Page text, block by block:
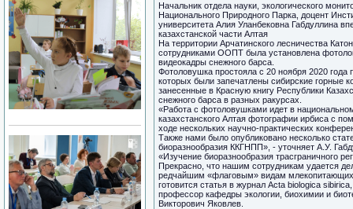
Начальник отдела науки, экологического
Национального Природного Парка, доцент
университета Алия Уланбековна Габдуллина
казахстанской части Алтая
На территории Арчатинского лесничества
сотрудниками ООПТ была установлена
видеокадры снежного барса.
Фотоловушка простояла с 20 ноября 2020 года
которых были запечатлены сибирские горные
занесенные в Красную книгу Республики
снежного барса в разных ракурсах.
«Работа с фотоловушками идет в
казахстанского Алтая фотографии ирбиса с
ходе нескольких научно-практических
Также нами было опубликовано несколько
биоразнообразия ККГНПП», - уточняет А.У.
«Изучение биоразнообразия трасграничного
Прекрасно, что нашим сотрудникам удается
редчайшим «флаговым» видам
готовится статья в журнал Acta biologica
профессор кафедры экологии, биохимии и
Викторович Яковлев.